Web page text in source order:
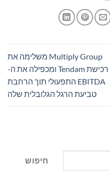
Multiply Group משלימה את
רכישת Tendam ומכפילה את ה-
EBITDA התפעולי תוך הרחבת
טביעת הרגל הגלובלית שלה
חיפוש